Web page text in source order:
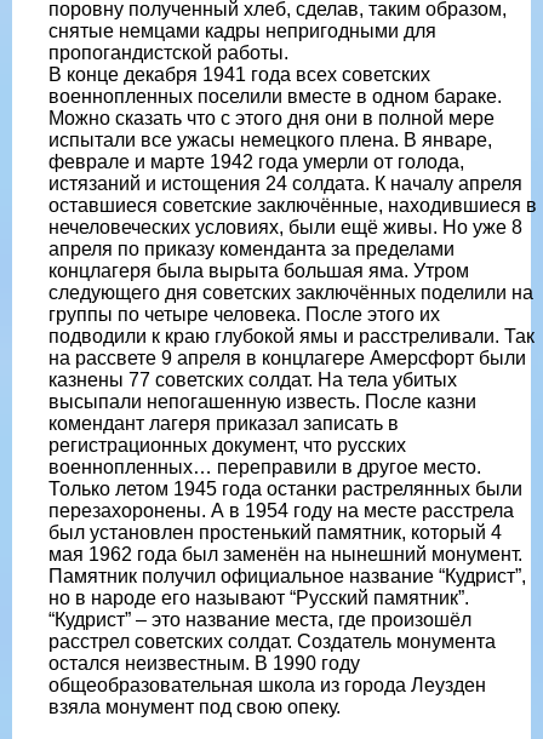
поровну полученный хлеб, сделав, таким образом,
снятые немцами кадры непригодными для
пропогандистской работы.
В конце декабря 1941 года всех советских
военнопленных поселили вместе в одном бараке.
Можно сказать что с этого дня они в полной мере
испытали все ужасы немецкого плена. В январе,
феврале и марте 1942 года умерли от голода,
истязаний и истощения 24 солдата. К началу апреля
оставшиеся советские заключённые, находившиеся в
нечеловеческих условиях, были ещё живы. Но уже 8
апреля по приказу коменданта за пределами
концлагеря была вырыта большая яма. Утром
следующего дня советских заключённых поделили на
группы по четыре человека. После этого их
подводили к краю глубокой ямы и расстреливали. Так
на рассвете 9 апреля в концлагере Амерсфорт были
казнены 77 советских солдат. На тела убитых
высыпали непогашенную известь. После казни
комендант лагеря приказал записать в
регистрационных документ, что русских
военнопленных… переправили в другое место.
Только летом 1945 года останки растрелянных были
перезахоронены. А в 1954 году на месте расстрела
был установлен простенький памятник, который 4
мая 1962 года был заменён на нынешний монумент.
Памятник получил официальное название “Кудрист”,
но в народе его называют “Русский памятник”.
“Кудрист” – это название места, где произошёл
расстрел советских солдат. Создатель монумента
остался неизвестным. В 1990 году
общеобразовательная школа из города Леузден
взяла монумент под свою опеку.